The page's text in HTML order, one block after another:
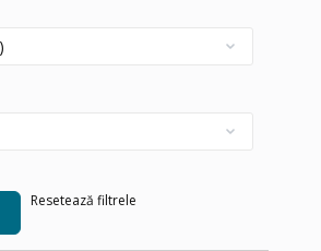
Resetează filtrele